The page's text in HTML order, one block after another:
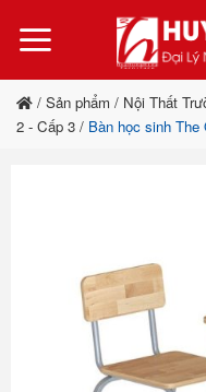
qua
dung
/ Sản phẩm / Nội Thất
2 - Cấp 3 / Bàn học sinh The